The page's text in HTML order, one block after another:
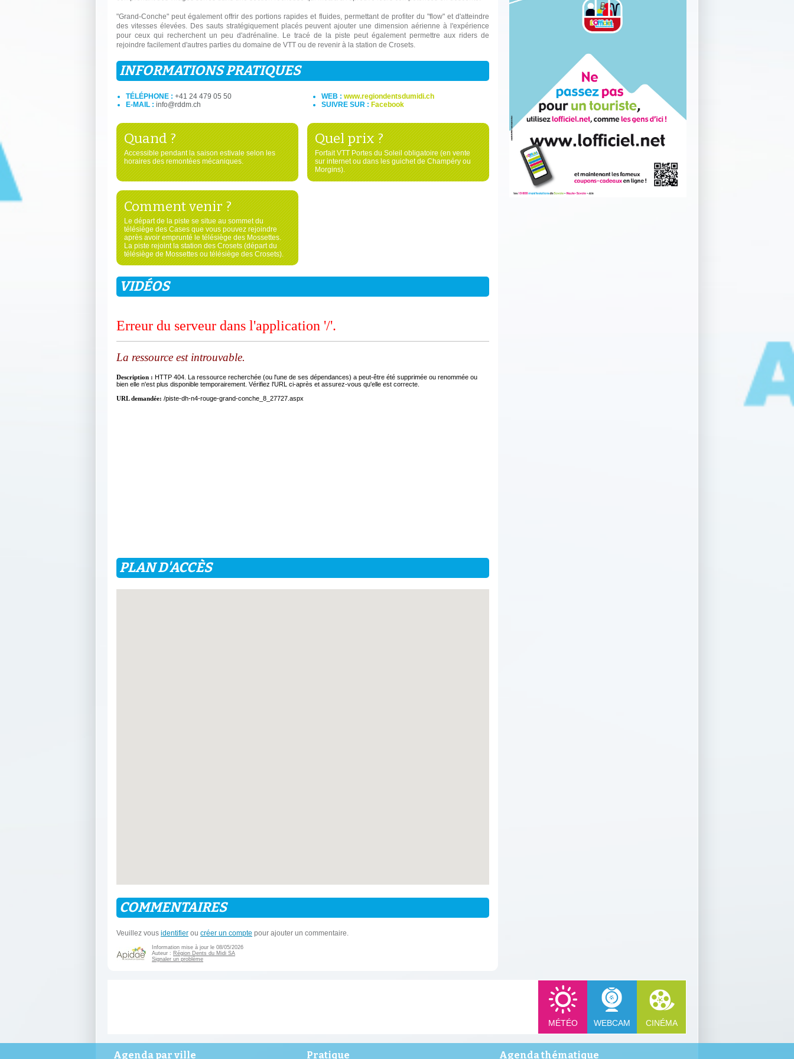
"Grand-Conche" peut également offrir des portions rapides et fluides, permettant de profiter du "flow" et d'atteindre
des vitesses élevées. Des sauts stratégiquement placés peuvent ajouter une dimension aérienne à l'expérience
pour ceux qui recherchent un peu d'adrénaline. Le tracé de la piste peut également permettre aux riders de
rejoindre facilement d'autres parties du domaine de VTT ou de revenir à la station de Crosets.
INFORMATIONS PRATIQUES
TÉLÉPHONE : +41 24 479 05 50
E-MAIL : info@rddm.ch
WEB : www.regiondentsdumidi.ch
SUIVRE SUR : Facebook
Quand ?
Accessible pendant la saison estivale selon les
horaires des remontées mécaniques.
Quel prix ?
Forfait VTT Portes du Soleil obligatoire (en vente
sur internet ou dans les guichet de Champéry ou
Morgins).
Comment venir ?
Le départ de la piste se situe au sommet du
télésiège des Cases que vous pouvez rejoindre
après avoir emprunté le télésiège des Mossettes.
La piste rejoint la station des Crosets (départ du
télésiège de Mossettes ou télésiège des Crosets).
VIDÉOS
PLAN D'ACCÈS
COMMENTAIRES
Veuillez vous identifier ou créer un compte pour ajouter un commentaire.
Information mise à jour le 08/05/2026
Auteur : Région Dents du Midi SA
Signaler un problème
MÉTÉO WEBCAM CINÉMA
Agenda par ville Pratique Agenda thématique